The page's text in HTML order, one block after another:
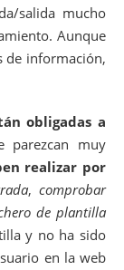
salida mucho
Aunque
de información,
obligadas a
parezcan muy
realizar por
,comprobar
de plantilla
y no ha sido
en la web